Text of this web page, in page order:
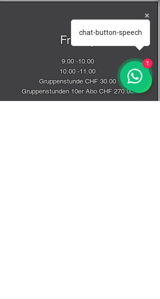
Freitag
9.00 -10.00
10.00 -11.00
Gruppenstunde CHF 30.00
Gruppenstunden 10er Abo CHF 270.00
chat-button-speech
1